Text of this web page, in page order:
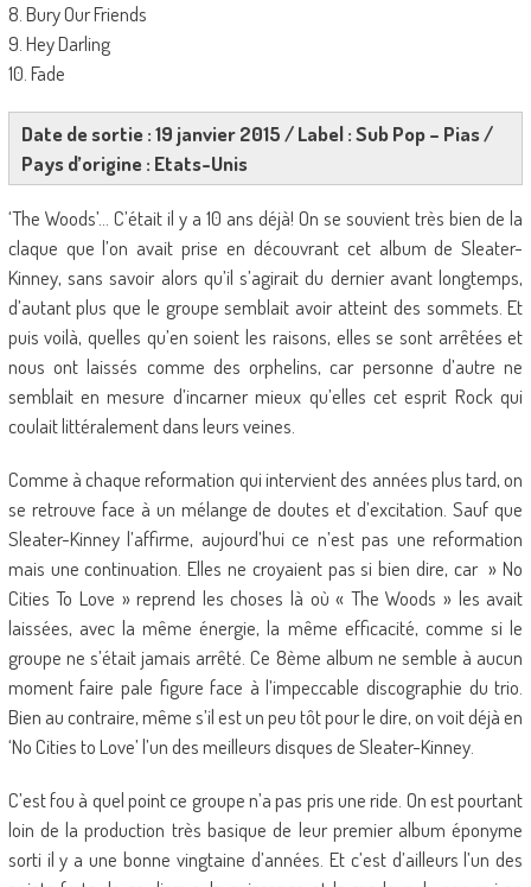
8. Bury Our Friends
9. Hey Darling
10. Fade
Date de sortie : 19 janvier 2015 / Label : Sub Pop – Pias /
Pays d’origine : Etats-Unis
‘The Woods’… C’était il y a 10 ans déjà! On se souvient très bien de la
claque que l’on avait prise en découvrant cet album de Sleater-
Kinney, sans savoir alors qu’il s’agirait du dernier avant longtemps,
d’autant plus que le groupe semblait avoir atteint des sommets. Et
puis voilà, quelles qu’en soient les raisons, elles se sont arrêtées et
nous ont laissés comme des orphelins, car personne d’autre ne
semblait en mesure d’incarner mieux qu’elles cet esprit Rock qui
coulait littéralement dans leurs veines.
Comme à chaque reformation qui intervient des années plus tard, on
se retrouve face à un mélange de doutes et d’excitation. Sauf que
Sleater-Kinney l’affirme, aujourd’hui ce n’est pas une reformation
mais une continuation. Elles ne croyaient pas si bien dire, car » No
Cities To Love » reprend les choses là où « The Woods » les avait
laissées, avec la même énergie, la même efficacité, comme si le
groupe ne s’était jamais arrêté. Ce 8ème album ne semble à aucun
moment faire pale figure face à l’impeccable discographie du trio.
Bien au contraire, même s’il est un peu tôt pour le dire, on voit déjà en
‘No Cities to Love’ l’un des meilleurs disques de Sleater-Kinney.
C’est fou à quel point ce groupe n’a pas pris une ride. On est pourtant
loin de la production très basique de leur premier album éponyme
sorti il y a une bonne vingtaine d’années. Et c’est d’ailleurs l’un des